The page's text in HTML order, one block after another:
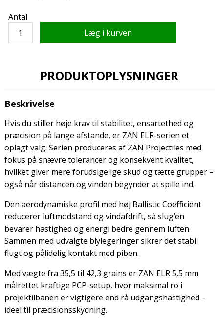
Antal
PRODUKTOPLYSNINGER
Beskrivelse
Hvis du stiller høje krav til stabilitet, ensartethed og
præcision på lange afstande, er ZAN ELR-serien et
oplagt valg. Serien produceres af ZAN Projectiles med
fokus på snævre tolerancer og konsekvent kvalitet,
hvilket giver mere forudsigelige skud og tætte grupper –
også når distancen og vinden begynder at spille ind.
Den aerodynamiske profil med høj Ballistic Coefficient
reducerer luftmodstand og vindafdrift, så slug’en
bevarer hastighed og energi bedre gennem luften.
Sammen med udvalgte blylegeringer sikrer det stabil
flugt og pålidelig kontakt med piben.
Med vægte fra 35,5 til 42,3 grains er ZAN ELR 5,5 mm
målrettet kraftige PCP-setup, hvor maksimal ro i
projektilbanen er vigtigere end rå udgangshastighed –
ideel til præcisionsskydning.